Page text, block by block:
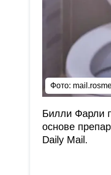
Фото:
Билли Фарли
основе
Daily Mail.